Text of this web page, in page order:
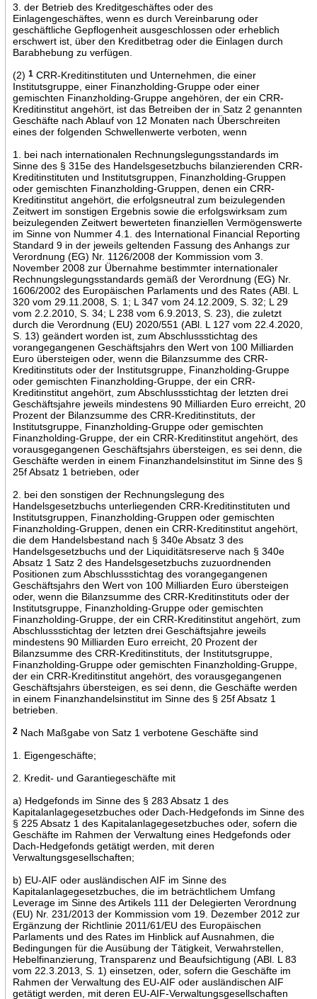
3. der Betrieb des Kreditgeschäftes oder des
Einlagengeschäftes, wenn es durch Vereinbarung oder
geschäftliche Gepflogenheit ausgeschlossen oder erheblich
erschwert ist, über den Kreditbetrag oder die Einlagen durch
Barabhebung zu verfügen.
(2) 1CRR-Kreditinstituten und Unternehmen, die einer
Institutsgruppe, einer Finanzholding-Gruppe oder einer
gemischten Finanzholding-Gruppe angehören, der ein CRR-
Kreditinstitut angehört, ist das Betreiben der in Satz 2 genannten
Geschäfte nach Ablauf von 12 Monaten nach Überschreiten
eines der folgenden Schwellenwerte verboten, wenn
1. bei nach internationalen Rechnungslegungsstandards im
Sinne des § 315e des Handelsgesetzbuchs bilanzierenden CRR-
Kreditinstituten und Institutsgruppen, Finanzholding-Gruppen
oder gemischten Finanzholding-Gruppen, denen ein CRR-
Kreditinstitut angehört, die erfolgsneutral zum beizulegenden
Zeitwert im sonstigen Ergebnis sowie die erfolgswirksam zum
beizulegenden Zeitwert bewerteten finanziellen Vermögenswerte
im Sinne von Nummer 4.1. des International Financial Reporting
Standard 9 in der jeweils geltenden Fassung des Anhangs zur
Verordnung (EG) Nr. 1126/2008 der Kommission vom 3.
November 2008 zur Übernahme bestimmter internationaler
Rechnungslegungsstandards gemäß der Verordnung (EG) Nr.
1606/2002 des Europäischen Parlaments und des Rates (ABl. L
320 vom 29.11.2008, S. 1; L 347 vom 24.12.2009, S. 32; L 29
vom 2.2.2010, S. 34; L 238 vom 6.9.2013, S. 23), die zuletzt
durch die Verordnung (EU) 2020/551 (ABl. L 127 vom 22.4.2020,
S. 13) geändert worden ist, zum Abschlussstichtag des
vorangegangenen Geschäftsjahrs den Wert von 100 Milliarden
Euro übersteigen oder, wenn die Bilanzsumme des CRR-
Kreditinstituts oder der Institutsgruppe, Finanzholding-Gruppe
oder gemischten Finanzholding-Gruppe, der ein CRR-
Kreditinstitut angehört, zum Abschlussstichtag der letzten drei
Geschäftsjahre jeweils mindestens 90 Milliarden Euro erreicht, 20
Prozent der Bilanzsumme des CRR-Kreditinstituts, der
Institutsgruppe, Finanzholding-Gruppe oder gemischten
Finanzholding-Gruppe, der ein CRR-Kreditinstitut angehört, des
vorausgegangenen Geschäftsjahrs übersteigen, es sei denn, die
Geschäfte werden in einem Finanzhandelsinstitut im Sinne des §
25f Absatz 1 betrieben, oder
2. bei den sonstigen der Rechnungslegung des
Handelsgesetzbuchs unterliegenden CRR-Kreditinstituten und
Institutsgruppen, Finanzholding-Gruppen oder gemischten
Finanzholding-Gruppen, denen ein CRR-Kreditinstitut angehört,
die dem Handelsbestand nach § 340e Absatz 3 des
Handelsgesetzbuchs und der Liquiditätsreserve nach § 340e
Absatz 1 Satz 2 des Handelsgesetzbuchs zuzuordnenden
Positionen zum Abschlussstichtag des vorangegangenen
Geschäftsjahrs den Wert von 100 Milliarden Euro übersteigen
oder, wenn die Bilanzsumme des CRR-Kreditinstituts oder der
Institutsgruppe, Finanzholding-Gruppe oder gemischten
Finanzholding-Gruppe, der ein CRR-Kreditinstitut angehört, zum
Abschlussstichtag der letzten drei Geschäftsjahre jeweils
mindestens 90 Milliarden Euro erreicht, 20 Prozent der
Bilanzsumme des CRR-Kreditinstituts, der Institutsgruppe,
Finanzholding-Gruppe oder gemischten Finanzholding-Gruppe,
der ein CRR-Kreditinstitut angehört, des vorausgegangenen
Geschäftsjahrs übersteigen, es sei denn, die Geschäfte werden
in einem Finanzhandelsinstitut im Sinne des § 25f Absatz 1
betrieben.
2Nach Maßgabe von Satz 1 verbotene Geschäfte sind
1. Eigengeschäfte;
2. Kredit- und Garantiegeschäfte mit
a) Hedgefonds im Sinne des § 283 Absatz 1 des
Kapitalanlagegesetzbuches oder Dach-Hedgefonds im Sinne des
§ 225 Absatz 1 des Kapitalanlagegesetzbuches oder, sofern die
Geschäfte im Rahmen der Verwaltung eines Hedgefonds oder
Dach-Hedgefonds getätigt werden, mit deren
Verwaltungsgesellschaften;
b) EU-AIF oder ausländischen AIF im Sinne des
Kapitalanlagegesetzbuches, die im beträchtlichem Umfang
Leverage im Sinne des Artikels 111 der Delegierten Verordnung
(EU) Nr. 231/2013 der Kommission vom 19. Dezember 2012 zur
Ergänzung der Richtlinie 2011/61/EU des Europäischen
Parlaments und des Rates im Hinblick auf Ausnahmen, die
Bedingungen für die Ausübung der Tätigkeit, Verwahrstellen,
Hebelfinanzierung, Transparenz und Beaufsichtigung (ABl. L 83
vom 22.3.2013, S. 1) einsetzen, oder, sofern die Geschäfte im
Rahmen der Verwaltung des EU-AIF oder ausländischen AIF
getätigt werden, mit deren EU-AIF-Verwaltungsgesellschaften